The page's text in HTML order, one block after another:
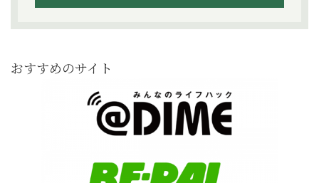
おすすめのサイト